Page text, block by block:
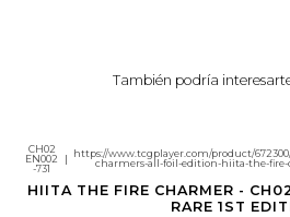
También podría
Agotado
CH02
EN002
-731
|
https://www.tcgplayer.com/product/
charmers-all-foil-edition-hiita-the-
HIITA THE FIRE CHARMER -
RARE 1ST